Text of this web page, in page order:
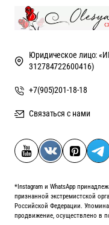
Юридическое лицо:
312784722600416)
+7(905)201-18-18
Связаться с нами
*Instagram и WhatsApp
признанной экстремистской
Российской Федерации.
продвижение, осуществлено в